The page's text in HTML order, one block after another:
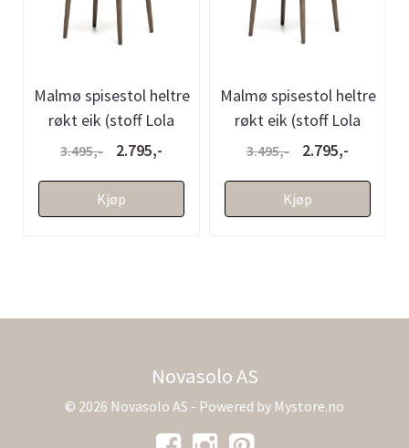
Malmø spisestol heltre
røkt eik (stoff Lola
mørk brun melert)
3.495,- 2.795,-
Kjøp
Malmø spisestol heltre
røkt eik (stoff Lola
sennep)
3.495,- 2.795,-
Kjøp
Novasolo AS
© 2026 Novasolo AS - Powered by Mystore.no